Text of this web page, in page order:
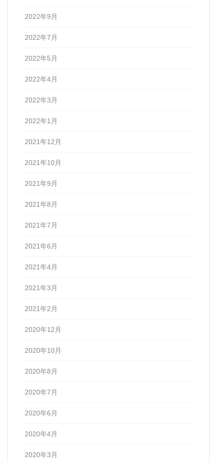
2022年9月
2022年7月
2022年5月
2022年4月
2022年3月
2022年1月
2021年12月
2021年10月
2021年9月
2021年8月
2021年7月
2021年6月
2021年4月
2021年3月
2021年2月
2020年12月
2020年10月
2020年8月
2020年7月
2020年6月
2020年4月
2020年3月